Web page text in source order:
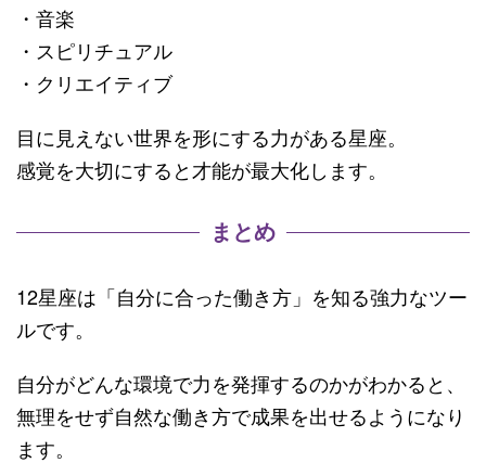
・音楽
・スピリチュアル
・クリエイティブ
目に見えない世界を形にする力がある星座。
感覚を大切にすると才能が最大化します。
まとめ
12星座は「自分に合った働き方」を知る強力なツー
ルです。
自分がどんな環境で力を発揮するのかがわかると、
無理をせず自然な働き方で成果を出せるようになり
ます。